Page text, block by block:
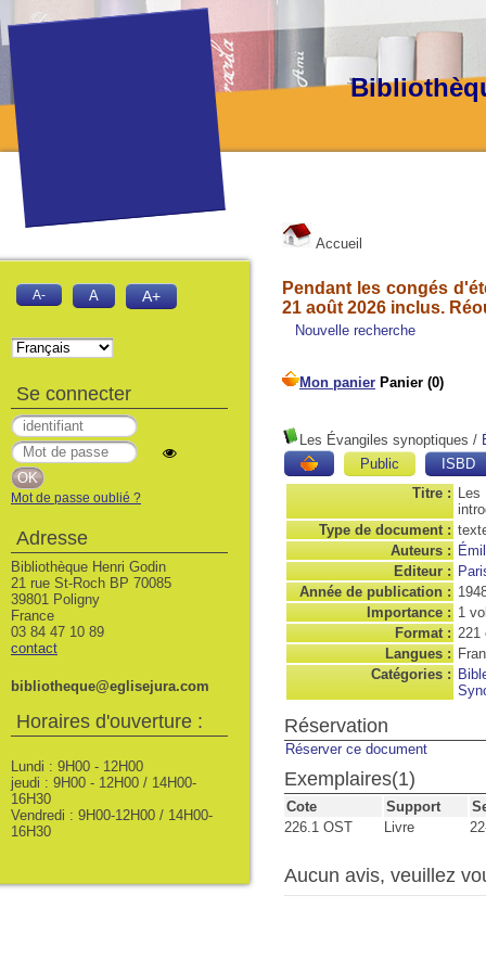
Accueil
Pendant les congés
21 août 2026 inclus.
Nouvelle recherche
Les Évangiles synoptiques /
Public
ISBD
Titre : Les
Type de document :
Auteurs :
Editeur :
Année de publication :
Importance : 1
Format : 221
Langues :
Catégories :
Réservation
Réserver ce document
Exemplaires(1)
Cote Support
226.1 OST
Livre
Aucun avis, veuillez
A- A A+
Se connecter
Mot de passe oublié ?
Adresse
Bibliothèque Henri Godin
21 rue St-Roch BP 70085
39801 Poligny
France
03 84 47 10 89
contact
bibliotheque@eglisejura.com
Horaires d'ouverture :
Lundi : 9H00 - 12H00
jeudi : 9H00 - 12H00 / 14H00-
16H30
Vendredi : 9H00-12H00 / 14H00-
16H30